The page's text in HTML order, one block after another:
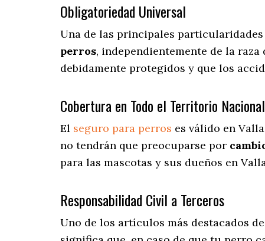
Obligatoriedad Universal
Una de las principales
perros, independientemente de la
debidamente protegidos y que los
Cobertura en Todo el Territorio Nacional
El seguro para perros es válido en
no tendrán que preocuparse por
para las mascotas y sus dueños en
Responsabilidad Civil a Terceros
Uno de los artículos más destacados